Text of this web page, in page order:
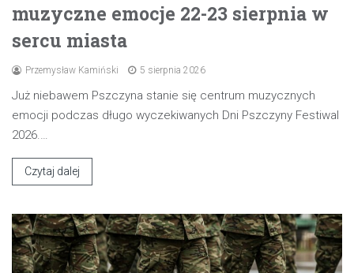
muzyczne emocje 22-23 sierpnia w
sercu miasta
Przemysław Kamiński 5 sierpnia 2026
Już niebawem Pszczyna stanie się centrum muzycznych
emocji podczas długo wyczekiwanych Dni Pszczyny Festiwal
2026.…
Czytaj dalej